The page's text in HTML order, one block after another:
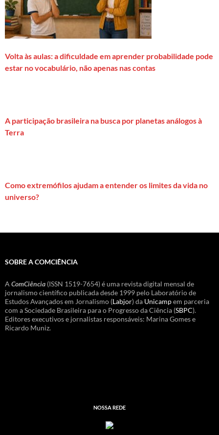
Volta às aulas: a dificuldade em aprender probabilidade pode
estar no vocabulário, não apenas nas contas
A participação brasileira na busca por planetas análogos à
Terra
Como extremófilos ajudam a entender os limites da vida no
universo?
SOBRE A COMCIÊNCIA
A ComCiência (ISSN 1519-7654) é uma revista digital mensal de
jornalismo científico publicada desde 1999 pelo Laboratório de
Estudos Avançados em Jornalismo (Labjor) da Unicampem parceria
com a Sociedade Brasileira para o Progresso da Ciência (SBPC).
Editores executivos e jornalistas responsáveis: Marina Gomes e
Ricardo Muniz.
NOSSA REDE